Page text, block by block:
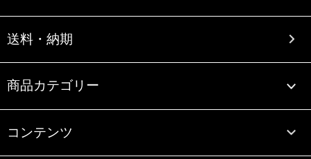
送料・納期
商品カテゴリー
コンテンツ